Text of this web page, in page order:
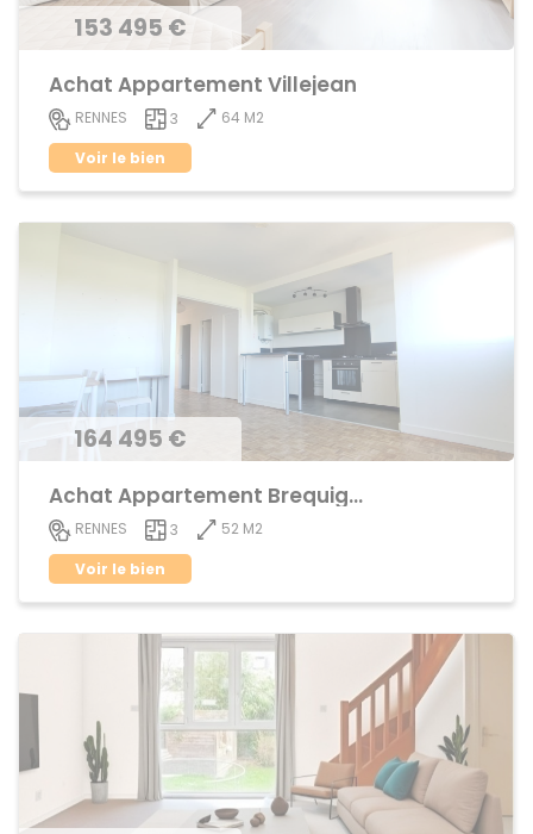
153 495 €
Achat Appartement Villejean
RENNES 3
64 M2
Voir le bien
164 495 €
Achat Appartement Brequigny
RENNES 3
52 M2
Voir le bien